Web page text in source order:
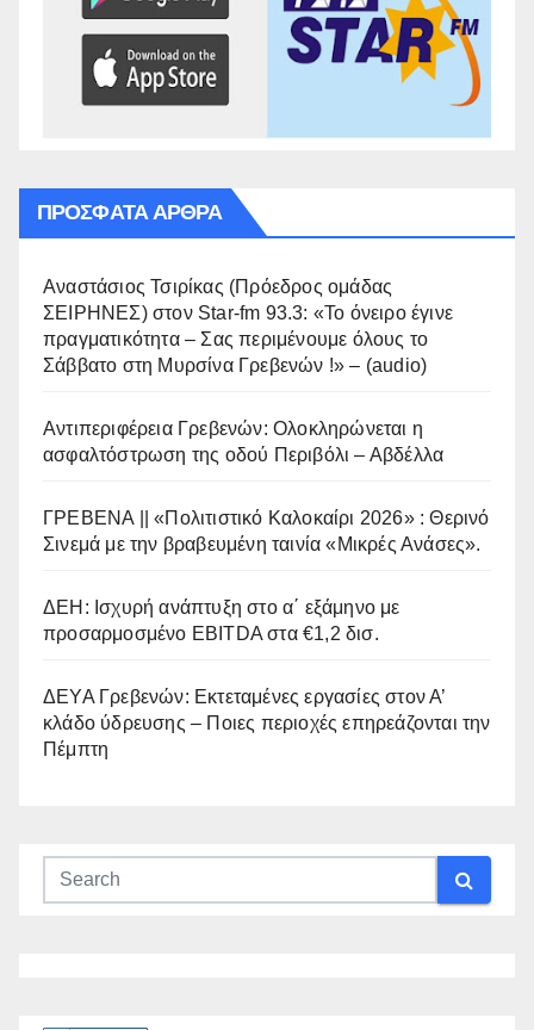
ΠΡΌΣΦΑΤΑ ΆΡΘΡΑ
Αναστάσιος Τσιρίκας (Πρόεδρος ομάδας
ΣΕΙΡΗΝΕΣ) στον Star-fm 93.3: «Το όνειρο έγινε
πραγματικότητα – Σας περιμένουμε όλους το
Σάββατο στη Μυρσίνα Γρεβενών !» – (audio)
Αντιπεριφέρεια Γρεβενών: Ολοκληρώνεται η
ασφαλτόστρωση της οδού Περιβόλι – Αβδέλλα
ΓΡΕΒΕΝΑ || «Πολιτιστικό Καλοκαίρι 2026» : Θερινό
Σινεμά με την βραβευμένη ταινία «Μικρές Ανάσες».
ΔΕΗ: Ισχυρή ανάπτυξη στο α΄ εξάμηνο με
προσαρμοσμένο EBITDA στα €1,2 δισ.
ΔΕΥΑ Γρεβενών: Εκτεταμένες εργασίες στον Α’
κλάδο ύδρευσης – Ποιες περιοχές επηρεάζονται την
Πέμπτη